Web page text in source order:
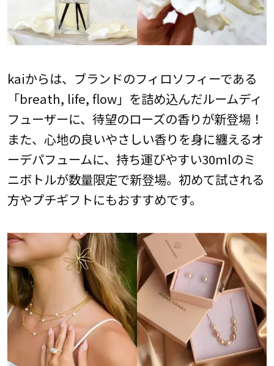
kaiからは、ブランドのフィロソフィーである
「breath, life, flow」を詰め込んだルームディ
フューザーに、待望のローズの香りが新登場！
また、心地の良いやさしい香りを身に纏えるオ
ーデパフュームに、持ち運びやすい30mlのミ
ニボトルが数量限定で新登場。初めて試される
方やプチギフトにもおすすめです。